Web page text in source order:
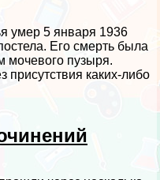
умер 5 января 1936
Его cмepть была
мочевого пузыря.
каких-либо